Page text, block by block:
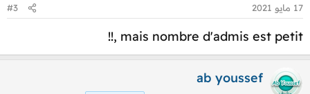
17 مايو 2021 #3
mais nombre d'admis est petit ,!!
ab youssef